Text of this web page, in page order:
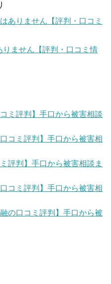
ありません【評判・口コミ
ません【評判・口コミ情
ミ評判】手口から被害相談
コミ評判】手口から被害相
評判】手口から被害相談ま
コミ評判】手口から被害相
の口コミ評判】手口から被